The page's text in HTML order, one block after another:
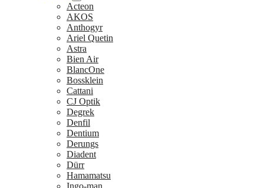
Acteon
AKOS
Anthogyr
Ariel Quetin
Astra
Bien Air
BlancOne
Bossklein
Cattani
CJ Optik
Degrek
Denfil
Dentium
Derungs
Diadent
Dürr
Hamamatsu
Ingo-man